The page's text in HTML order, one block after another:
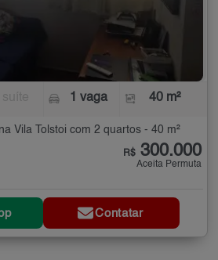
1 vaga 40 m²
Vila Tolstoi com 2 quartos - 40 m²
R$ 300.000
Aceita Permuta
Contatar